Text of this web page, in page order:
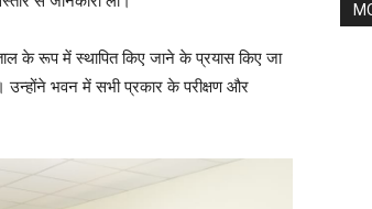
के रूप में स्थापित किए जाने के प्रयास किए जा
भवन में सभी प्रकार के परीक्षण और